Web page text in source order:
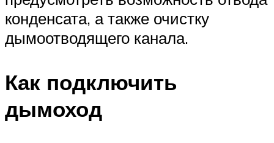
конденсата, а также очистку
дымоотводящего канала.
Как подключить
дымоход